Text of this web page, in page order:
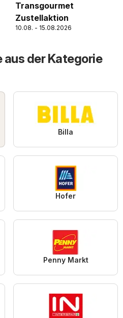
Transgourmet
Zustellaktion
10.08. - 15.08.2026
der Kategorie
Billa
Hofer
Penny Markt